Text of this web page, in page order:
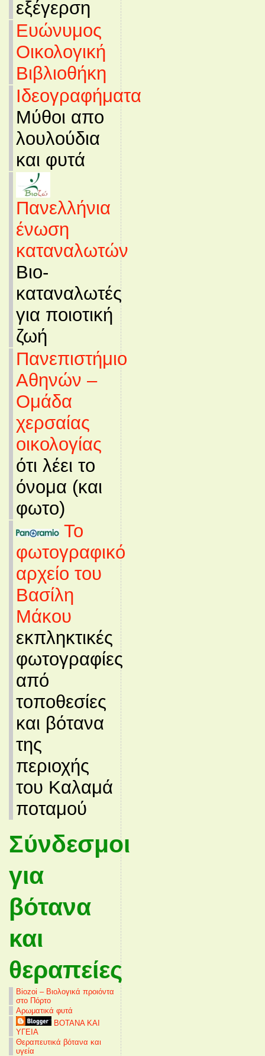
εξέγερση
Ευώνυμος
Οικολογική
Βιβλιοθήκη
Ιδεογραφήματα
Μύθοι απο
λουλούδια
και φυτά
Πανελλήνια
ένωση
καταναλωτών
Βιο-
καταναλωτές
για ποιοτική
ζωή
Πανεπιστήμιο
Αθηνών –
Ομάδα
χερσαίας
οικολογίας
ότι λέει το
όνομα (και
φωτο)
Το
φωτογραφικό
αρχείο του
Βασίλη
Μάκου
εκπληκτικές
φωτογραφίες
από
τοποθεσίες
και βότανα
της
περιοχής
του Καλαμά
ποταμού
Σύνδεσμοι
για
βότανα
και
θεραπείες
Biozoi – Βιολογικά προιόντα
στο Πόρτο
Αρωματικά φυτά
ΒΟΤΑΝΑ ΚΑΙ
ΥΓΕΙΑ
Θεραπευτικά βότανα και
υγεία